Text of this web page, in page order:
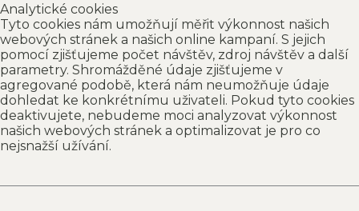
Analytické cookies
Tyto cookies nám umožňují měřit výkonnost našich
webových stránek a našich online kampaní. S jejich
pomocí zjišťujeme počet návštěv, zdroj návštěv a další
parametry. Shromážděné údaje zjišťujeme v
agregované podobě, která nám neumožňuje údaje
dohledat ke konkrétnímu uživateli. Pokud tyto cookies
deaktivujete, nebudeme moci analyzovat výkonnost
našich webových stránek a optimalizovat je pro co
nejsnažší užívání.